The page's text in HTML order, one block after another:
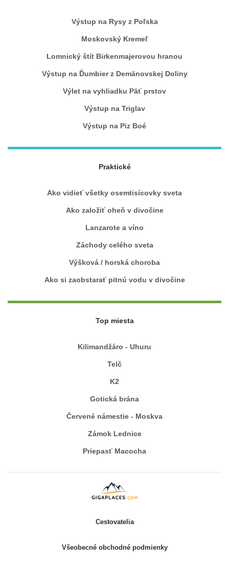
Výstup na Rysy z Poľska
Moskovský Kremeľ
Lomnický štít Birkenmajerovou hranou
Výstup na Ďumbier z Demänovskej Doliny
Výlet na vyhliadku Päť prstov
Výstup na Triglav
Výstup na Piz Boé
Praktické
Ako vidieť všetky osemtisícovky sveta
Ako založiť oheň v divočine
Lanzarote a víno
Záchody celého sveta
Výšková / horská choroba
Ako si zaobstarať pitnú vodu v divočine
Top miesta
Kilimandžáro - Uhuru
Telč
K2
Gotická brána
Červené námestie - Moskva
Zámok Lednice
Priepasť Macocha
Cestovatelia
Všeobecné obchodné podmienky